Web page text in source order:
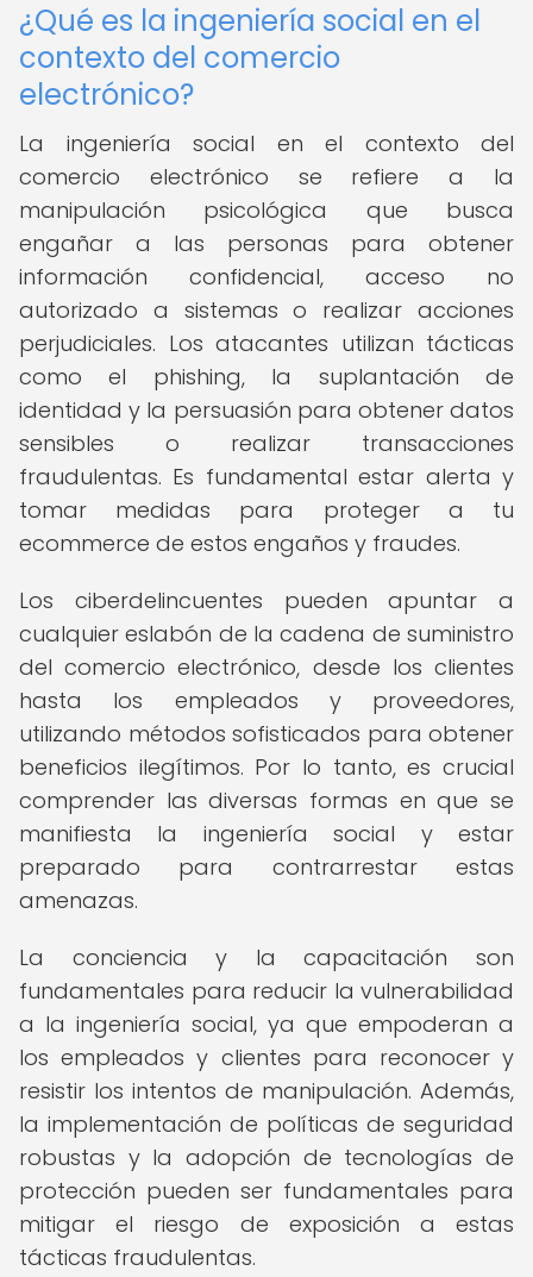
¿Qué es la ingeniería social en el
contexto del comercio
electrónico?
La ingeniería social en el contexto del
comercio electrónico se refiere a la
manipulación psicológica que busca
engañar a las personas para obtener
información confidencial, acceso no
autorizado a sistemas o realizar acciones
perjudiciales. Los atacantes utilizan tácticas
como el phishing, la suplantación de
identidad y la persuasión para obtener datos
sensibles o realizar transacciones
fraudulentas. Es fundamental estar alerta y
tomar medidas para proteger a tu
ecommerce de estos engaños y fraudes.
Los ciberdelincuentes pueden apuntar a
cualquier eslabón de la cadena de suministro
del comercio electrónico, desde los clientes
hasta los empleados y proveedores,
utilizando métodos sofisticados para obtener
beneficios ilegítimos. Por lo tanto, es crucial
comprender las diversas formas en que se
manifiesta la ingeniería social y estar
preparado para contrarrestar estas
amenazas.
La conciencia y la capacitación son
fundamentales para reducir la vulnerabilidad
a la ingeniería social, ya que empoderan a
los empleados y clientes para reconocer y
resistir los intentos de manipulación. Además,
la implementación de políticas de seguridad
robustas y la adopción de tecnologías de
protección pueden ser fundamentales para
mitigar el riesgo de exposición a estas
tácticas fraudulentas.